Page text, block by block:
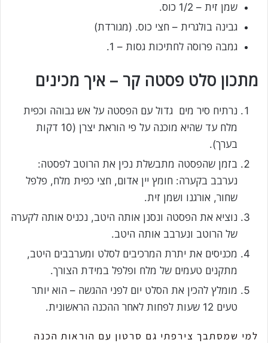
שמן זית – 1/2 כוס.
גבינה בולגרית – חצי כוס. (מגורדת)
גמבה פרוסה לחתיכות גסות – 1.
מתכון סלט פסטה קר – איך מכינים
נרתיח סיר מים גדול עם הפסטה על אש גבוהה וכפית
מלח עד שהיא מוכנה על פי הוראת יצרן (10 דקות
בערך).
בזמן שהפסטה מתבשלת נכין את הרוטב לפסטה:
נערבב בקערה: חומץ יין אדום, חצי כפית מלח, פלפל
שחור, אורגנו ושמן זית.
נוציא את הפסטה ונסנן אותה היטב, נכניס אותה לקערה
של הרוטב ונערבב אותה היטב.
מכניסים את יתרת המרכיבים לסלט ומערבבים היטב,
מתקנים טעמים של מלח ופלפל במידת הצורך.
מומלץ להכין את הסלט יום לפני ההגשה – הוא יותר
טעים 12 שעות לפחות לאחר ההכנה הראשונית.
למי שמסתבך צירפתי גם סרטון עם הוראות הכנה